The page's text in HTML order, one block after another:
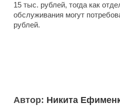
15 тыс. рублей, тогда как
обслуживания могут
рублей.
Автор: Никита